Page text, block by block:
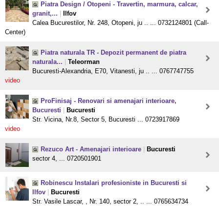
Piatra Design / Otopeni - Travertin, marmura, calcar,
granit,...
Ilfov
Calea Bucurestilor, Nr. 248, Otopeni, ju .. ... 0732124801 (Call-
Center)
Piatra naturala TR - Depozit permanent de piatra
naturala...
Teleorman
Bucuresti-Alexandria, E70, Vitanesti, ju .. ... 0767747755
video
ProFinisaj - Renovari si amenajari interioare,
Bucuresti
Bucuresti
Str. Vicina, Nr.8, Sector 5, Bucuresti ... 0723917869
video
Rezuco Art - Amenajari interioare
Bucuresti
sector 4, ... 0720501901
Robinescu Instalari profesioniste in Bucuresti si
Ilfov
Bucuresti
Str. Vasile Lascar, , Nr. 140, sector 2, .. ... 0765634734